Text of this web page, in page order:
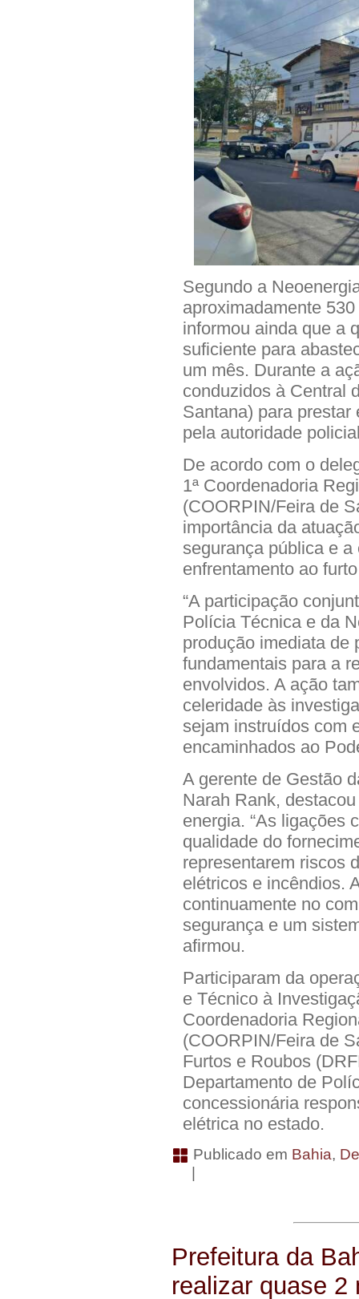
Segundo a
aproximadamente
informou ainda que a
suficiente para
um mês. Durante a
conduzidos à Central
Santana) para
pela autoridade
De acordo com o
1ª Coordenadoria
(COORPIN/Feira de
importância da
segurança pública e
enfrentamento ao
“A participação
Polícia Técnica e da
produção imediata de
fundamentais para a
envolvidos. A ação
celeridade às
sejam instruídos com
encaminhados ao
A gerente de Gestão
Narah Rank,
energia. “As ligações
qualidade do
representarem riscos
elétricos e incêndios.
continuamente no
segurança e um
afirmou.
Participaram da
e Técnico à
Coordenadoria
(COORPIN/Feira de
Furtos e Roubos
Departamento de
concessionária
elétrica no estado.
Publicado em Bahia,
Prefeitura da
realizar quase